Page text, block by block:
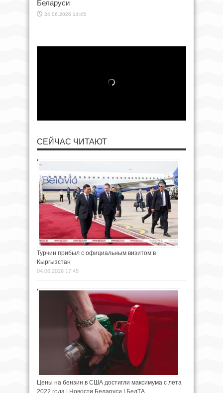
Беларуси
24.06.2026 14:45
СЕЙЧАС ЧИТАЮТ
Турчин прибыл с официальным визитом в
Кыргызстан
04.06.2026 17:45
Цены на бензин в США достигли максимума с лета
2022 года | Новости Беларуси | БелТА